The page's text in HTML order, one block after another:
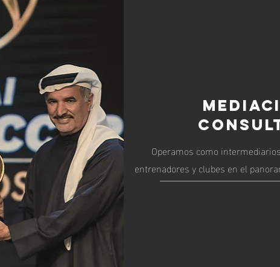
Operamos como
entrenadores y clubes en el